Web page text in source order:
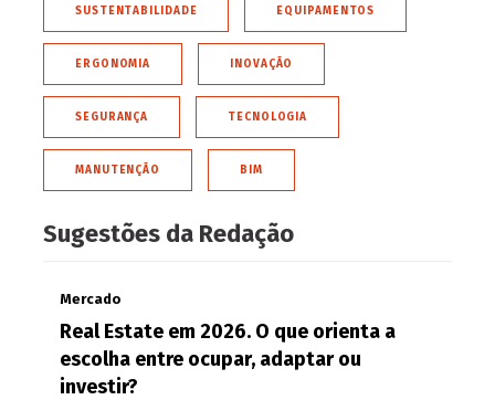
SUSTENTABILIDADE EQUIPAMENTOS
ERGONOMIA INOVAÇÃO
SEGURANÇA TECNOLOGIA
MANUTENÇÃO BIM
Sugestões da Redação
Mercado
Real Estate em 2026. O que orienta a
escolha entre ocupar, adaptar ou
investir?